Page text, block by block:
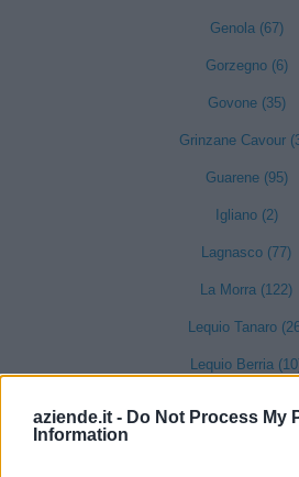
aziende.it - Do Not Process My
Information
Genola (67)
Gorzegno (6)
Govone (35)
Grinzane Cavour
Guarene (95)
Igliano (2)
Lagnasco (77)
La Morra (122)
Lequio Tanaro
Lequio Berria